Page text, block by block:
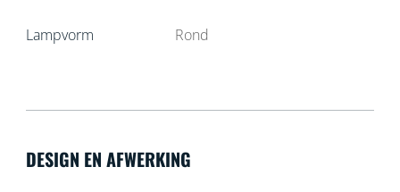
Lampvorm Rond
DESIGN EN AFWERKING